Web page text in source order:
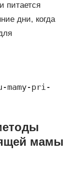
питается
дни, когда
mamy-pri-
мамы